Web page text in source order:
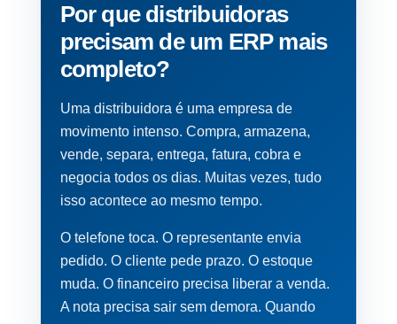
Por que distribuidoras
precisam de um ERP mais
completo?
Uma distribuidora é uma empresa de
movimento intenso. Compra, armazena,
vende, separa, entrega, fatura, cobra e
negocia todos os dias. Muitas vezes, tudo
isso acontece ao mesmo tempo.
O telefone toca. O representante envia
pedido. O cliente pede prazo. O estoque
muda. O financeiro precisa liberar a venda.
A nota precisa sair sem demora. Quando